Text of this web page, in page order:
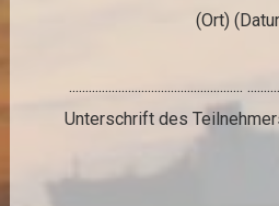
(Ort)
.....................................................
Unterschrift des